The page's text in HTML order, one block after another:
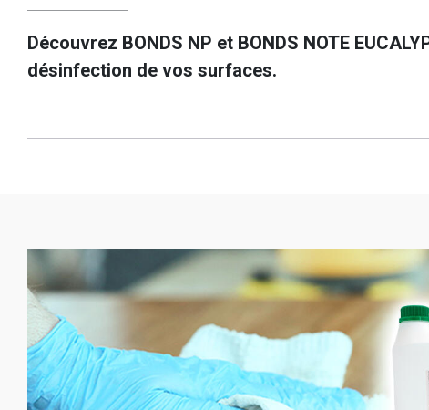
Découvrez BONDS NP et BONDS NOTE
désinfection de vos surfaces.